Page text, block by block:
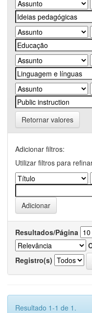
Retornar valores
Adicionar filtros:
Utilizar filtros para
Resultados/Página
Registro(s)
Resultado 1-1 de 1.